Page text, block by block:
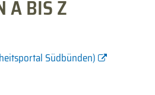
A BIS Z
Südbünden)